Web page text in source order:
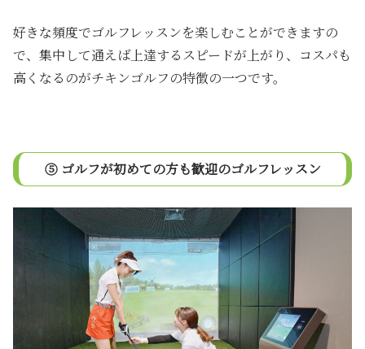
好きな頻度でゴルフレッスンを楽しむことができますの
で、集中して通えば上達するスピードが上がり、コスパも
高くなるのがチキンゴルフの特徴の一つです。
⑤ ゴルフが初めての方も歓迎のゴルフレッスン